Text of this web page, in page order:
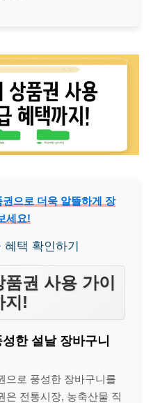
으로 더욱 알뜰하게 장
세요!
혜택 확인하기
권 사용 가이
지!
한 설날 장바구니
으로 풍성한 장바구니를
은 전통시장, 농축산물 직